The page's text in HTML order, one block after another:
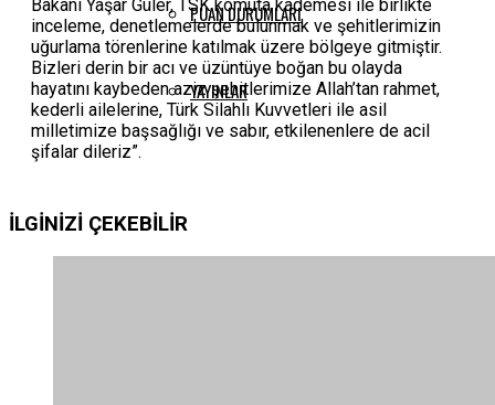
PUAN DURUMLARI
YAYINLAR
Bakanı Yaşar Güler, TSK komuta kademesi ile birlikte
inceleme, denetlemelerde bulunmak ve şehitlerimizin
uğurlama törenlerine katılmak üzere bölgeye gitmiştir.
Bizleri derin bir acı ve üzüntüye boğan bu olayda
hayatını kaybeden aziz şehitlerimize Allah’tan rahmet,
kederli ailelerine, Türk Silahlı Kuvvetleri ile asil
milletimize başsağlığı ve sabır, etkilenenlere de acil
şifalar dileriz”.
İLGİNİZİ ÇEKEBİLİR